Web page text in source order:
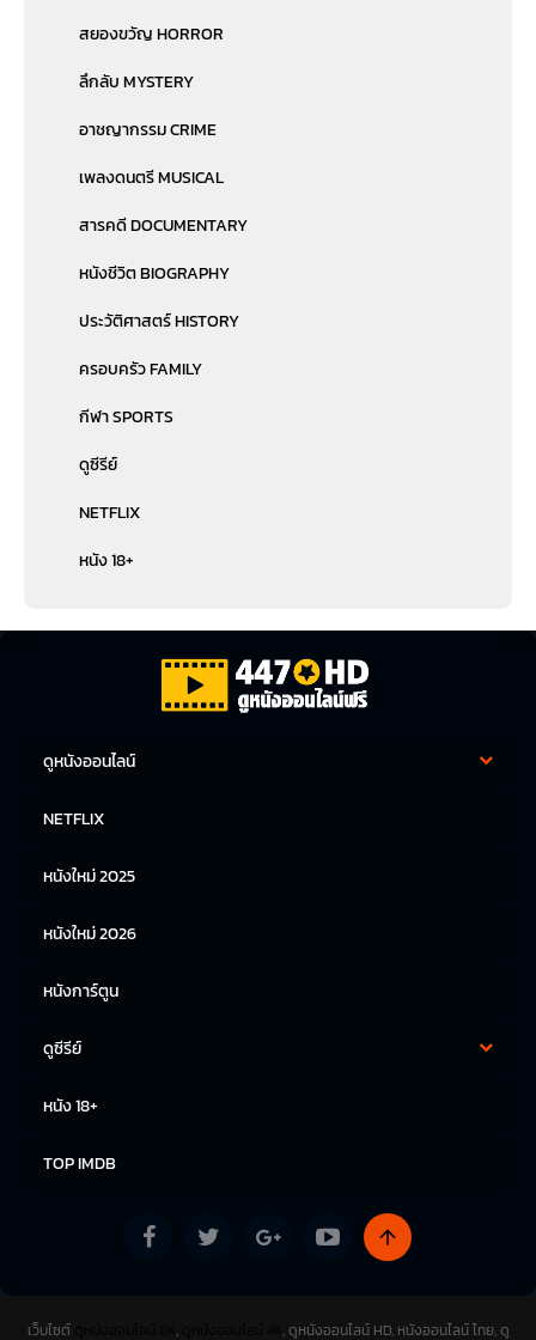
สยองขวัญ HORROR
ลึกลับ MYSTERY
อาชญากรรม CRIME
เพลงดนตรี MUSICAL
สารคดี DOCUMENTARY
หนังชีวิต BIOGRAPHY
ประวัติศาสตร์ HISTORY
ครอบครัว FAMILY
กีฬา SPORTS
ดูซีรีย์
NETFLIX
หนัง 18+
ดูหนังออนไลน์
หนังญี่ปุ่น
NETFLIX
หนังใหม่ 2025
หนังใหม่ 2026
หนังการ์ตูน
ดูซีรีย์
หนัง 18+
TOP IMDB
เว็บไซต์ , , ดูหนังออนไลน์ HD, หนังออนไลน์ ไทย, ดู